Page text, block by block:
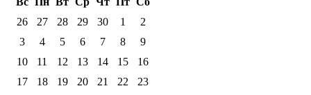
26
27 28 29 30 1
2
3
4 5 6 7 8
9
10
11 12 13 14 15
16
17
18 19 20 21 22
23